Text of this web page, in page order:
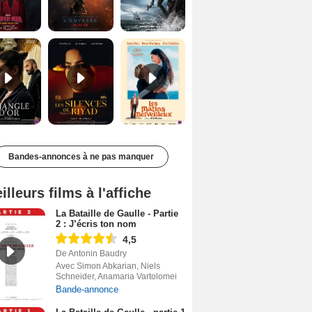
Les Silences de Riyad Bande-annonce VO STFR Les Matins merveilleux Bande-annonce VF
Bandes-annonces à ne pas manquer
films à l'affiche
La Bataille de Gaulle - Partie
2 : J’écris ton nom
4,5
De Antonin Baudry
Avec Simon Abkarian, Niels
Schneider, Anamaria Vartolomei
Bande-annonce